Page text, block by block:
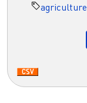
agriculture